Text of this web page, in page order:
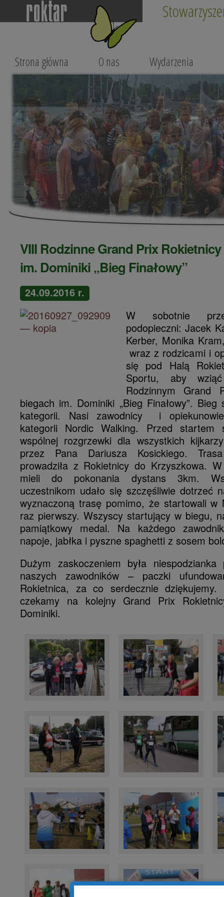
Strona główna O nas Wydarzenia
VIII Rodzinne Grand Prix
im. Dominiki „Bieg Finałowy”
24.09.2016 r.
W sobotnie
podopieczni: Jacek
Kerber, Monika
wraz z rodzicami i
się pod Halą
Sportu, aby
Rodzinnym Grand
biegach im. Dominiki „Bieg Finałowy”. Bieg
kategorii. Nasi zawodnicy i
kategorii Nordic Walking. Przed startem
wspólnej rozgrzewki dla wszystkich
przez Pana Dariusza Kosickiego.
prowadziła z Rokietnicy do Krzyszkowa.
mieli do pokonania dystans 3km.
uczestnikom udało się szczęśliwie dotrzeć
wyznaczoną trasę pomimo, że startowali w
raz pierwszy. Wszyscy startujący w biegu,
pamiątkowy medal. Na każdego
napoje, jabłka i pyszne spaghetti z sosem
Dużym zaskoczeniem była niespodzianka
naszych zawodników – paczki
Rokietnica, za co serdecznie dziękujemy.
czekamy na kolejny Grand Prix
Dominiki.